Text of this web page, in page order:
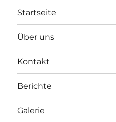
Startseite
Über uns
Kontakt
Berichte
Galerie